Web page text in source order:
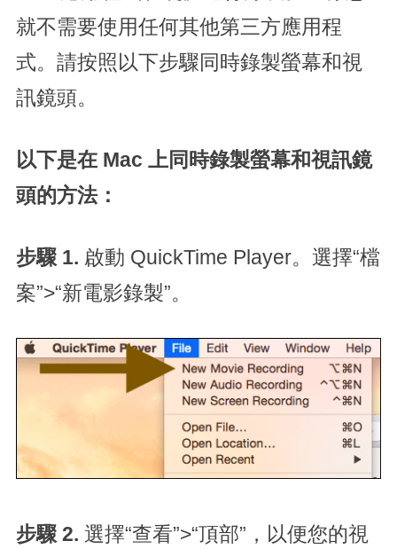
就不需要使用任何其他第三方應用程
式。請按照以下步驟同時錄製螢幕和視
訊鏡頭。
以下是在 Mac 上同時錄製螢幕和視訊鏡
頭的方法：
步驟 1. 啟動 QuickTime Player。選擇“檔
案”>“新電影錄製”。
步驟 2. 選擇“查看”>“頂部”，以便您的視